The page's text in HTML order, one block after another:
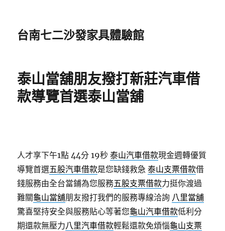
台南七二沙發家具體驗館
泰山當舖朋友撥打新莊汽車借
款導覽首選泰山當舖
人才享下午1點 44分 19秒 泰山汽車借款現金週轉優質
導覽首選五股汽車借款是您缺錢救急泰山支票借款借
錢服務由全台當鋪為您服務五股支票借款力挺你渡過
難關龜山當舖朋友撥打我們的服務專線洽詢 八里當舖
驚喜堅持安全與服務貼心等著您龜山汽車借款低利分
期還款無壓力八里汽車借款輕鬆還款免煩惱龜山支票